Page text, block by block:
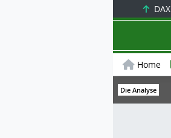
DAX
Home
Die Analyse